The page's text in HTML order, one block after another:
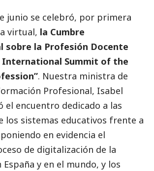
junio se celebró, por primera
virtual, la Cumbre
sobre la Profesión Docente
International Summit of the
. Nuestra ministra de
Profesional, Isabel
el encuentro dedicado a las
los sistemas educativos frente a
en evidencia el
de digitalización de la
España y en el mundo, y los